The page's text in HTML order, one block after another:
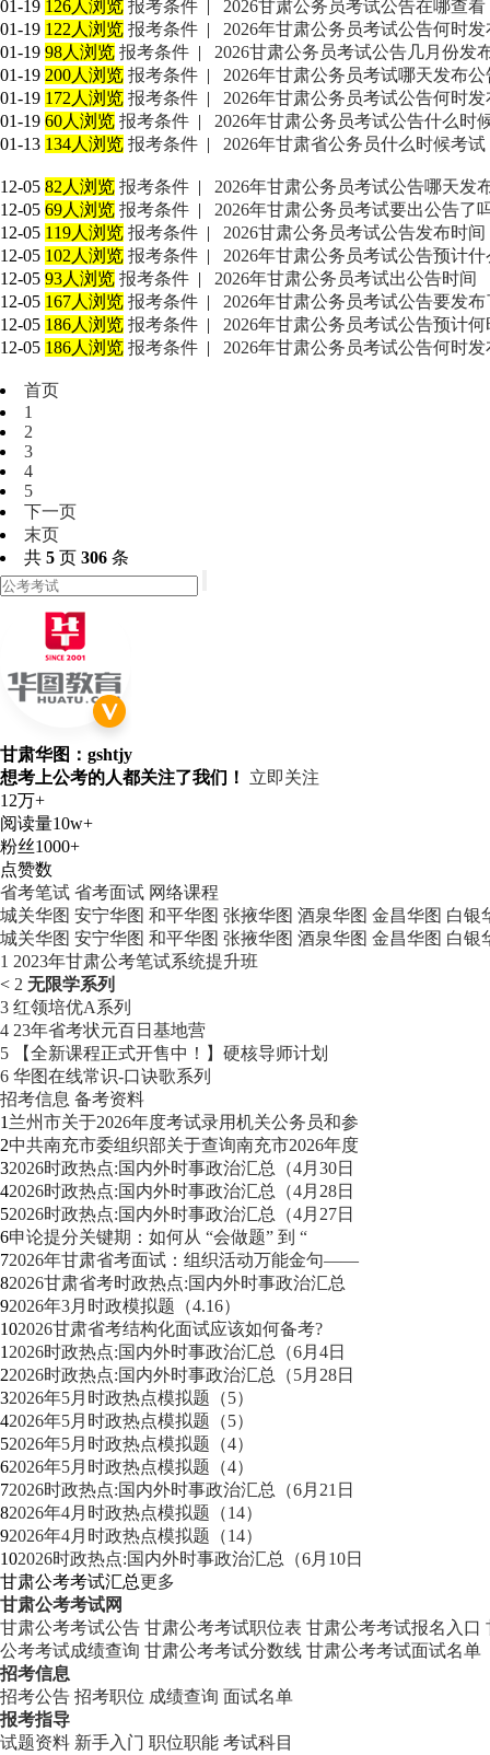
01-19 126人浏览 报考条件
2026甘肃公务员考试公告在哪查
01-19 122人浏览 报考条件 |
2026年甘肃公务员考试公告何时
01-19 98人浏览 报考条件 |
2026甘肃公务员考试公告几月份发
01-19 200人浏览 报考条件 |
2026年甘肃公务员考试哪天发布公
01-19 172人浏览 报考条件 |
2026年甘肃公务员考试公告何时发
01-19 60人浏览 报考条件 |
2026年甘肃公务员考试公告什么时
01-13 134人浏览 报考条件 | 2026年甘肃省公务员什么时候考试
12-05 82人浏览 报考条件 |
2026年甘肃公务员考试公告哪天发
12-05 69人浏览 报考条件 |
2026年甘肃公务员考试要出公告了
12-05 119人浏览 报考条件 |
2026甘肃公务员考试公告发布时间
12-05 102人浏览 报考条件 |
2026年甘肃公务员考试公告预计
12-05 93人浏览 报考条件 |
2026年甘肃公务员考试出公告时间
12-05 167人浏览 报考条件 |
2026年甘肃公务员考试公告要发
12-05 186人浏览 报考条件 |
2026年甘肃公务员考试公告预计
12-05 186人浏览 报考条件 | 2026年甘肃公务员考试公告何时
首页
1
2
3
4
5
下一页
末页
共 5 页 306 条
甘肃华图：gshtjy
想考上公考的人都关注了我们！ 立即关注
12万+
阅读量10w+
粉丝1000+
点赞数
省考笔试 省考面试 网络课程
城关华图 安宁华图 和平华图 张掖华图 酒泉华图 金昌华图 白银
城关华图 安宁华图 和平华图 张掖华图 酒泉华图 金昌华图 白银
1 2023年甘肃公考笔试系统提升班
< 2 无限学系列
3 红领培优A系列
4 23年省考状元百日基地营
5 【全新课程正式开售中！】硬核导师计划
6 华图在线常识-口诀歌系列
招考信息 备考资料
1 兰州市关于2026年度考试录用机关公务员和参
2中共南充市委组织部关于查询南充市2026年度
32026时政热点:国内外时事政治汇总（4月30日
42026时政热点:国内外时事政治汇总（4月28日
52026时政热点:国内外时事政治汇总（4月27日
6申论提分关键期：如何从 “会做题” 到 “
72026年甘肃省考面试：组织活动万能金句——
82026甘肃省考时政热点:国内外时事政治汇总
92026年3月时政模拟题（4.16）
102026甘肃省考结构化面试应该如何备考?
1 2026时政热点:国内外时事政治汇总（6月4日
22026时政热点:国内外时事政治汇总（5月28日
32026年5月时政热点模拟题（5）
42026年5月时政热点模拟题（5）
52026年5月时政热点模拟题（4）
62026年5月时政热点模拟题（4）
72026时政热点:国内外时事政治汇总（6月21日
82026年4月时政热点模拟题（14）
92026年4月时政热点模拟题（14）
102026时政热点:国内外时事政治汇总（6月10日
甘肃公考考试汇总更多
甘肃公考考试网
甘肃公考考试公告 甘肃公考考试职位表 甘肃公考考试报名入口
公考考试成绩查询 甘肃公考考试分数线 甘肃公考考试面试名单
招考信息
招考公告 招考职位 成绩查询 面试名单
报考指导
试题资料 新手入门 职位职能 考试科目